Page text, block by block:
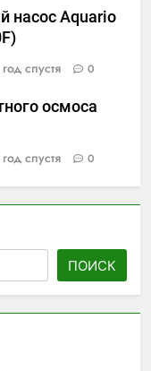
насос Aquario
спустя 0
осмоса
спустя 0
ПОИСК